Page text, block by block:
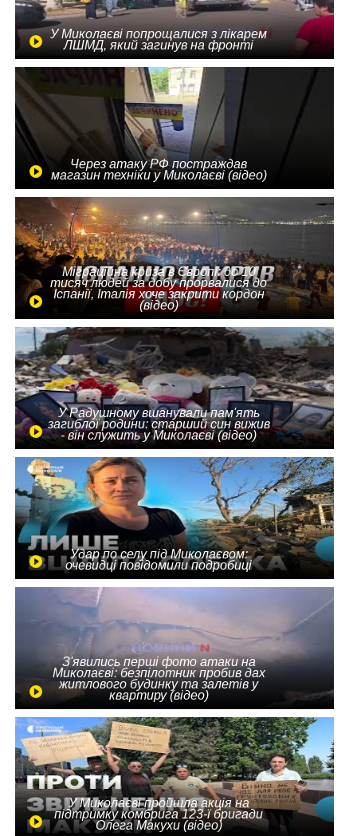
У Миколаєві попрощалися з лікарем
ЛШМД, який загинув на фронті
Через атаку РФ постраждав
магазин техніки у Миколаєві (відео)
Міграційна криза в Європі: до 10
тисяч людей за добу прорвалися до
Іспанії, Італія хоче закрити кордон
(відео)
У Радушному вшанували пам'ять
загиблої родини: старший син вижив
- він служить у Миколаєві (відео)
Удар по селу під Миколаєвом:
очевидці повідомили подробиці
З'явились перші фото атаки на
Миколаєві: безпілотник пробив дах
житлового будинку та залетів у
квартиру (відео)
У Миколаєві пройшла акція на
підтримку комбрига 123-ї бригади
Олега Макухи (відео)